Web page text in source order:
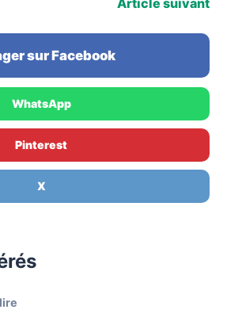
sur Facebook
WhatsApp
Pinterest
X